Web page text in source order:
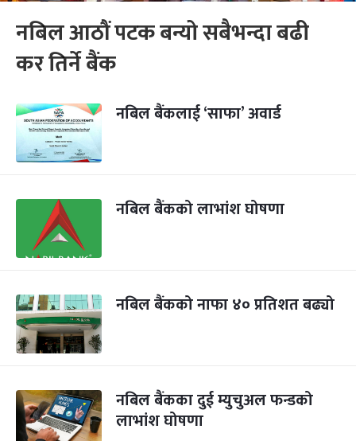
नबिल आठौं पटक बन्यो सबैभन्दा बढी
कर तिर्ने बैंक
नबिल बैंकलाई ‘साफा’ अवार्ड
नबिल बैंकको लाभांश घोषणा
नबिल बैंकको नाफा ४० प्रतिशत बढ्यो
नबिल बैंकका दुई म्युचुअल फन्डको
लाभांश घोषणा